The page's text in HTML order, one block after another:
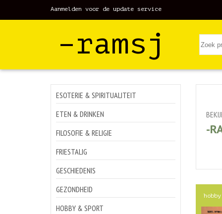
Aanmelden voor de update service
–ramsj
ESOTERIE & SPIRITUALITEIT
ETEN & DRINKEN
FILOSOFIE & RELIGIE
FRIESTALIG
GESCHIEDENIS
GEZONDHEID
HOBBY & SPORT
-